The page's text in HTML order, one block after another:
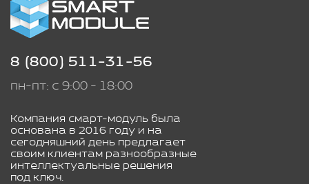
8 (800) 511-31-56
пн-пт: с 9:00 - 18:00
Компания смарт-модуль была
основана в 2016 году и на
сегодняшний день предлагает
своим клиентам разнообразные
интеллектуальные решения
под ключ.